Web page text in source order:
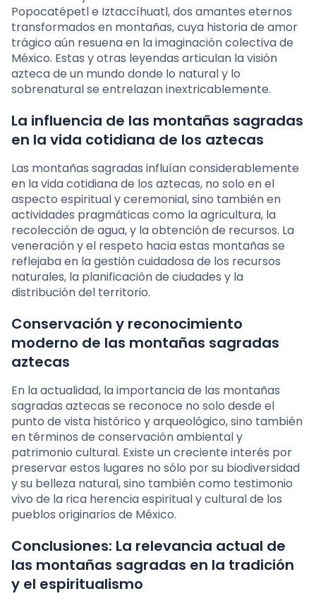
Popocatépetl e Iztaccíhuatl, dos amantes eternos
transformados en montañas, cuya historia de amor
trágico aún resuena en la imaginación colectiva de
México. Estas y otras leyendas articulan la visión
azteca de un mundo donde lo natural y lo
sobrenatural se entrelazan inextricablemente.
La influencia de las montañas sagradas
en la vida cotidiana de los aztecas
Las montañas sagradas influían considerablemente
en la vida cotidiana de los aztecas, no solo en el
aspecto espiritual y ceremonial, sino también en
actividades pragmáticas como la agricultura, la
recolección de agua, y la obtención de recursos. La
veneración y el respeto hacia estas montañas se
reflejaba en la gestión cuidadosa de los recursos
naturales, la planificación de ciudades y la
distribución del territorio.
Conservación y reconocimiento
moderno de las montañas sagradas
aztecas
En la actualidad, la importancia de las montañas
sagradas aztecas se reconoce no solo desde el
punto de vista histórico y arqueológico, sino también
en términos de conservación ambiental y
patrimonio cultural. Existe un creciente interés por
preservar estos lugares no sólo por su biodiversidad
y su belleza natural, sino también como testimonio
vivo de la rica herencia espiritual y cultural de los
pueblos originarios de México.
Conclusiones: La relevancia actual de
las montañas sagradas en la tradición
y el espiritualismo